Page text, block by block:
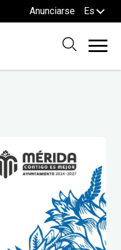
Anunciarse Es